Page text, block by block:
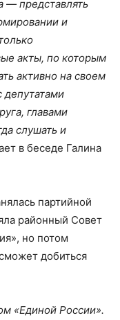
— представлять
и
акты, по которым
активно на своем
депутатами
главами
слушать и
в беседе Галина
партийной
районный Совет
но потом
добиться
«Единой России».